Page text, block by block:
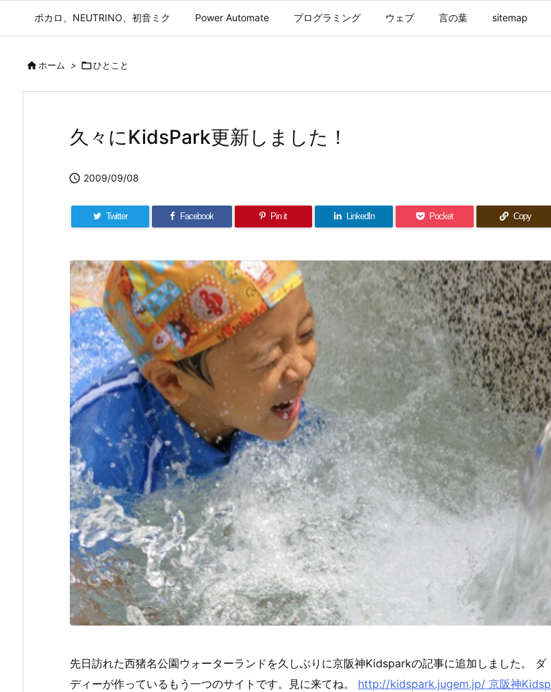
ボカロ、NEUTRINO、初音ミク Power Automate プログラミング ウェブ 言の葉 sitemap
ホーム > ひとこと
久々にKidsPark更新しました！
 2009/09/08
Twitter Facebook Pin it LinkedIn Pocket Copy
先日訪れた西猪名公園ウォーターランドを久しぶりに京阪神Kidsparkの記事に追加しました。 ダ
ディーが作っているもう一つのサイトです。見に来てね。 http://kidspark.jugem.jp/ 京阪神Kidsp